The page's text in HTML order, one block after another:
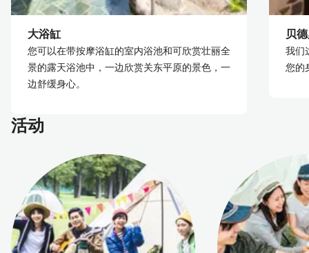
大浴缸
您可以在带按摩浴缸的室内浴池和可欣赏壮丽全
景的露天浴池中，一边欣赏关东平原的景色，一
边舒缓身心。
贝
我们
您的
活动